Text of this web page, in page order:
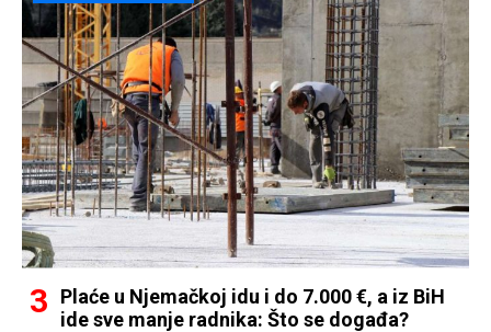
Plaće u Njemačkoj idu i do 7.000 €, a iz BiH
ide sve manje radnika: Što se događa?